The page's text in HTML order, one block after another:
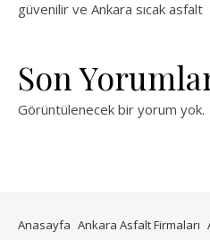
güvenilir ve Ankara sıcak asfalt
Son
Görüntülenecek bir yorum yok.
Anasayfa Ankara Asfalt Firmaları